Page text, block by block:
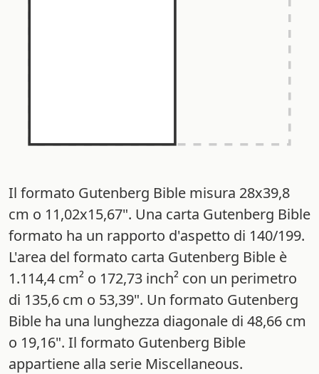
Il formato Gutenberg Bible misura 28x39,8
cm o 11,02x15,67". Una carta Gutenberg Bible
formato ha un rapporto d'aspetto di 140/199.
L'area del formato carta Gutenberg Bible è
1.114,4 cm² o 172,73 inch² con un perimetro
di 135,6 cm o 53,39". Un formato Gutenberg
Bible ha una lunghezza diagonale di 48,66 cm
o 19,16". Il formato Gutenberg Bible
appartiene alla serie Miscellaneous.